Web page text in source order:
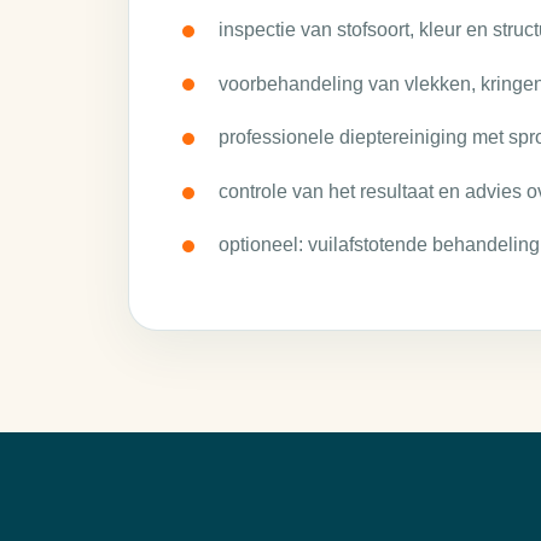
inspectie van stofsoort, kleur en
voorbehandeling van vlekken,
professionele dieptereiniging met
controle van het resultaat en advies
optioneel: vuilafstotende